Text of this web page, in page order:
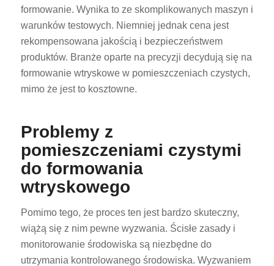
formowanie. Wynika to ze skomplikowanych maszyn i
warunków testowych. Niemniej jednak cena jest
rekompensowana jakością i bezpieczeństwem
produktów. Branże oparte na precyzji decydują się na
formowanie wtryskowe w pomieszczeniach czystych,
mimo że jest to kosztowne.
Problemy z
pomieszczeniami czystymi
do formowania
wtryskowego
Pomimo tego, że proces ten jest bardzo skuteczny,
wiążą się z nim pewne wyzwania. Ścisłe zasady i
monitorowanie środowiska są niezbędne do
utrzymania kontrolowanego środowiska. Wyzwaniem